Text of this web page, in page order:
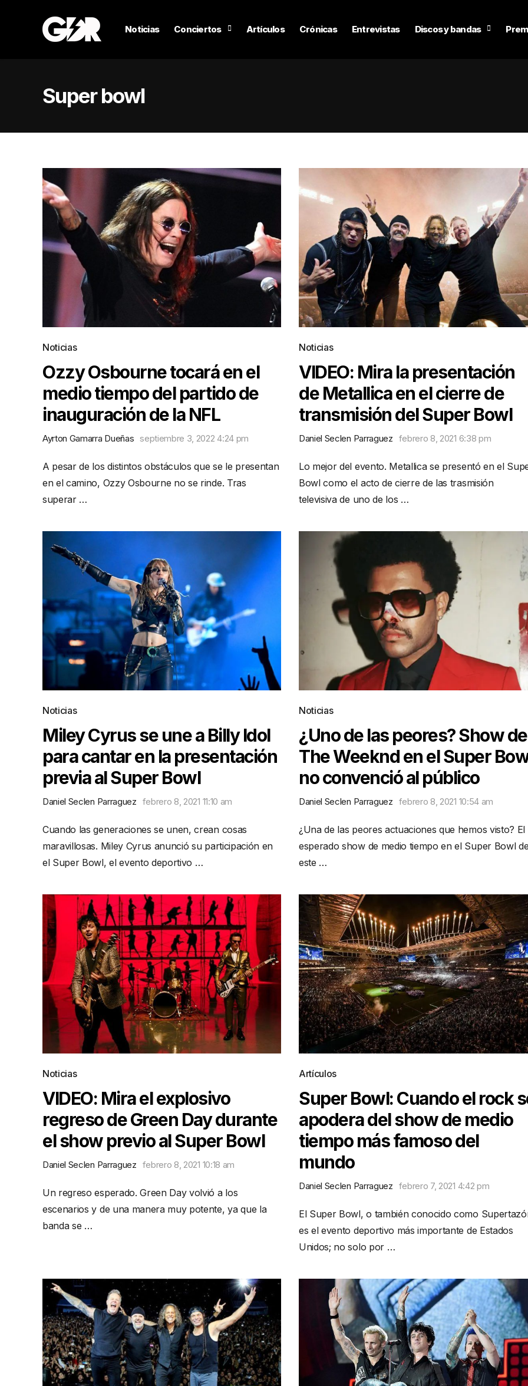
Noticias Conciertos Artículos Crónicas Entrevistas Discos y bandas
Super bowl
Noticias
Ozzy Osbourne tocará en el
medio tiempo del partido de
inauguración de la NFL
Ayrton Gamarra Dueñas septiembre 3, 2022 4:24 pm
A pesar de los distintos obstáculos que se le presentan
en el camino, Ozzy Osbourne no se rinde. Tras
superar …
Noticias
VIDEO: Mira la presentación
de Metallica en el cierre de
transmisión del Super Bowl
Daniel Seclen Parraguez febrero 8, 2021 6:38 pm
Lo mejor del evento. Metallica se presentó en el
Bowl como el acto de cierre de las trasmisión
televisiva de uno de los …
Noticias
Miley Cyrus se une a Billy Idol
para cantar en la presentación
previa al Super Bowl
Daniel Seclen Parraguez febrero 8, 2021 11:10 am
Cuando las generaciones se unen, crean cosas
maravillosas. Miley Cyrus anunció su participación en
el Super Bowl, el evento deportivo …
Noticias
¿Uno de las peores? Show de
The Weeknd en el Super
no convenció al público
Daniel Seclen Parraguez febrero 8, 2021 10:54 am
¿Una de las peores actuaciones que hemos visto? El
esperado show de medio tiempo en el Super Bowl
este …
Noticias
VIDEO: Mira el explosivo
regreso de Green Day durante
el show previo al Super Bowl
Daniel Seclen Parraguez febrero 8, 2021 10:18 am
Un regreso esperado. Green Day volvió a los
escenarios y de una manera muy potente, ya que la
banda se …
Artículos
Super Bowl: Cuando el rock
apodera del show de medio
tiempo más famoso del
mundo
Daniel Seclen Parraguez febrero 7, 2021 4:42 pm
El Super Bowl, o también conocido como
es el evento deportivo más importante de Estados
Unidos; no solo por …